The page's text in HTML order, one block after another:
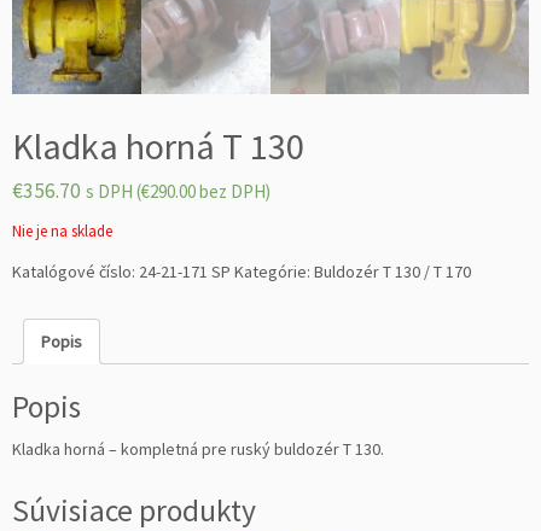
Kladka horná T 130
€356.70 s DPH (€290.00bez DPH)
Nie je na sklade
Katalógové číslo: 24-21-171 SP Kategórie: Buldozér T 130 / T 170
Popis
Popis
Kladka horná – kompletná pre ruský buldozér T 130.
Súvisiace produkty